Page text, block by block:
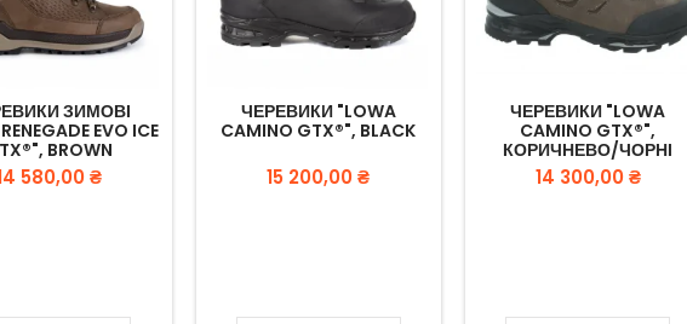
ЗИМОВІ
EVO ICE
BROWN
580,00 ₴
ЧЕРЕВИКИ "LOWA
CAMINO GTX®", BLACK
Вартість
15 200,00 ₴
ЧЕРЕВИКИ "LOWA
CAMINO GTX®",
КОРИЧНЕВО/ЧОРНІ
Вартість
14 300,00 ₴